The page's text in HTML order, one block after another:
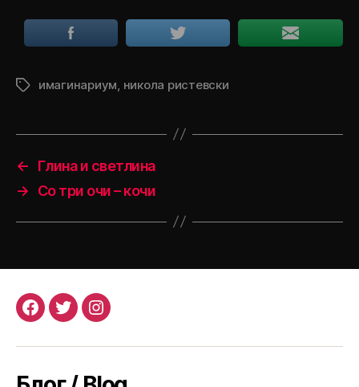
Tagsимагинариум никола ристевски
←
Глина и светлина
→
Со три очи – кочи
Facebook
TwitterInstagram